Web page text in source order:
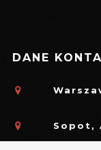
DANE
Sopot,